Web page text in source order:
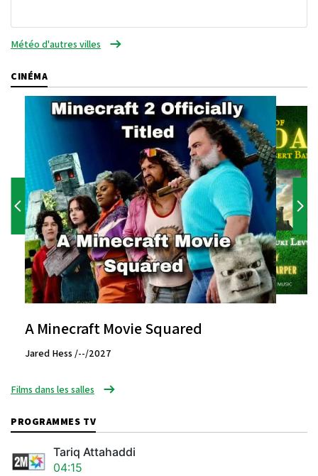
Météo d'autres villes
CINÉMA
A Minecraft Movie Squared
Jared Hess /--/2027
Films dans les salles
PROGRAMMES TV
Tariq Attahaddi
04:15